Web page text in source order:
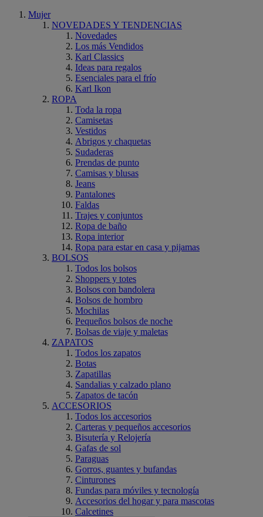
Mujer
NOVEDADES Y TENDENCIAS
Novedades
Los más Vendidos
Karl Classics
Ideas para regalos
Esenciales para el frío
Karl Ikon
ROPA
Toda la ropa
Camisetas
Vestidos
Abrigos y chaquetas
Sudaderas
Prendas de punto
Camisas y blusas
Jeans
Pantalones
Faldas
Trajes y conjuntos
Ropa de baño
Ropa interior
Ropa para estar en casa y pijamas
BOLSOS
Todos los bolsos
Shoppers y totes
Bolsos con bandolera
Bolsos de hombro
Mochilas
Pequeños bolsos de noche
Bolsas de viaje y maletas
ZAPATOS
Todos los zapatos
Botas
Zapatillas
Sandalias y calzado plano
Zapatos de tacón
ACCESORIOS
Todos los accesorios
Carteras y pequeños accesorios
Bisutería y Relojería
Gafas de sol
Paraguas
Gorros, guantes y bufandas
Cinturones
Fundas para móviles y tecnología
Accesorios del hogar y para mascotas
Calcetines